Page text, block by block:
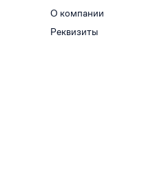
О компании
Реквизиты